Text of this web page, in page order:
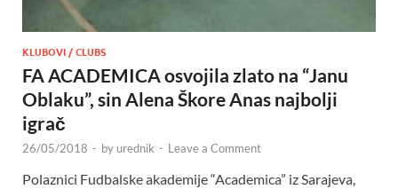
KLUBOVI / CLUBS
FA ACADEMICA osvojila zlato na “Janu
Oblaku”, sin Alena Škore Anas najbolji
igrač
26/05/2018 - byurednik - Leave a Comment
Polaznici Fudbalske akademije “Academica” iz Sarajeva,